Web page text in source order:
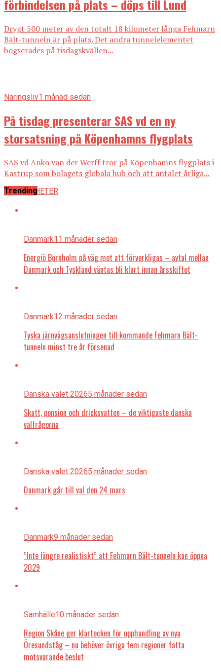
förbindelsen på plats – döps till Lund
Drygt 500 meter av den totalt 18 kilometer långa Fehmarn
Bält-tunneln är på plats. Det andra tunnelelementet
bogserades på tisdagskvällen...
Näringsliv1 månad sedan
På tisdag presenterar SAS vd en ny
storsatsning på Köpenhamns flygplats
SAS vd Anko van der Werff tror på Köpenhamns flygplats i
Kastrup som bolagets globala hub och att antalet årliga...
ALLA NYHETER
Trending
Danmark11 månader sedan
Energiö Bornholm på väg mot att förverkligas – avtal mellan
Danmark och Tyskland väntas bli klart innan årsskiftet
Danmark12 månader sedan
Tyska järnvägsanslutningen till kommande Fehmarn Bält-
tunneln minst tre år försenad
Danska valet 20265 månader sedan
Skatt, pension och dricksvatten – de viktigaste danska
valfrågorna
Danska valet 20265 månader sedan
Danmark går till val den 24 mars
Danmark9 månader sedan
”Inte längre realistiskt” att Fehmarn Bält-tunneln kan öppna
2029
Samhälle10 månader sedan
Region Skåne ger klartecken för upphandling av nya
Öresundståg – nu behöver övriga fem regioner fatta
motsvarande beslut